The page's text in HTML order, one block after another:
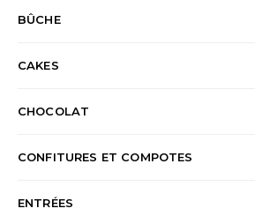
BÛCHE
CAKES
CHOCOLAT
CONFITURES ET COMPOTES
ENTRÉES